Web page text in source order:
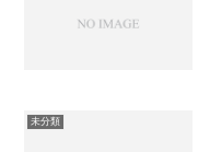
未分類